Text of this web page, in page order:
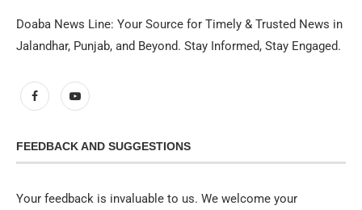
Doaba News Line: Your Source for Timely & Trusted News in
Jalandhar, Punjab, and Beyond. Stay Informed, Stay Engaged.
FEEDBACK AND SUGGESTIONS
Your feedback is invaluable to us. We welcome your